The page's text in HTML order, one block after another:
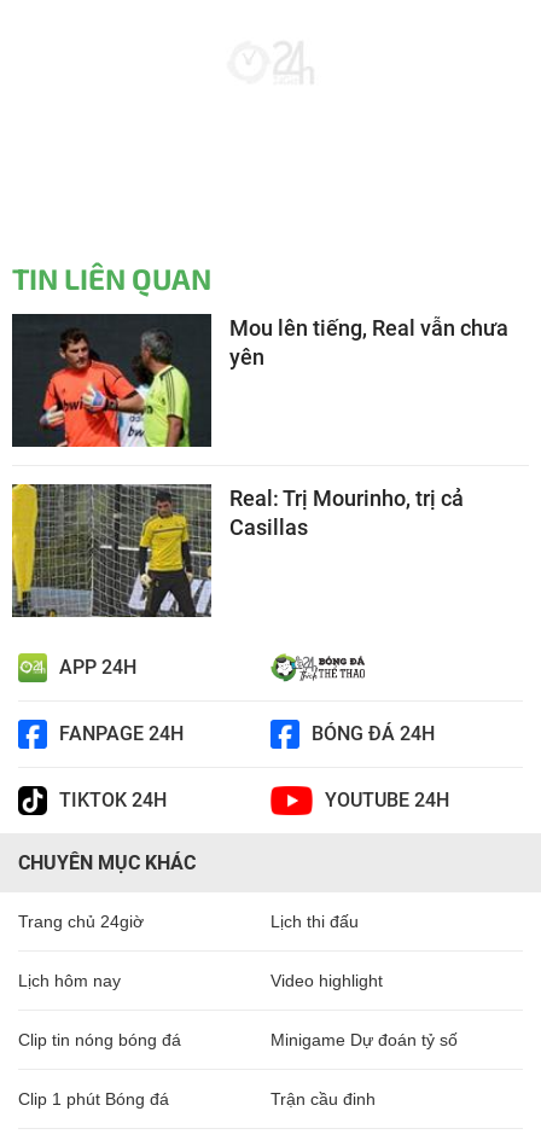
TIN LIÊN QUAN
Mou lên tiếng, Real vẫn chưa
yên
Real: Trị Mourinho, trị cả
Casillas
APP 24H
FANPAGE 24H BÓNG ĐÁ 24H
TIKTOK 24H YOUTUBE 24H
CHUYÊN MỤC KHÁC
Trang chủ 24giờ Lịch thi đấu
Lịch hôm nay Video highlight
Clip tin nóng bóng đá Minigame Dự đoán tỷ số
Clip 1 phút Bóng đá Trận cầu đinh